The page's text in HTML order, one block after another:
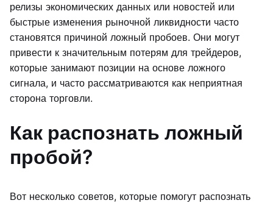
релизы экономических данных или новостей или
быстрые изменения рыночной ликвидности часто
становятся причиной ложный пробоев. Они могут
привести к значительным потерям для трейдеров,
которые занимают позиции на основе ложного
сигнала, и часто рассматриваются как неприятная
сторона торговли.
Как распознать ложный
пробой?
Вот несколько советов, которые помогут распознать